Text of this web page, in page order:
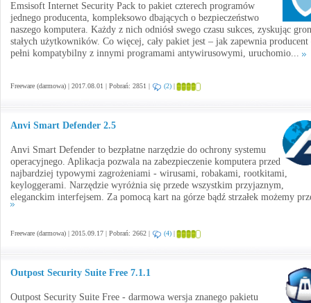
Emsisoft Internet Security Pack to pakiet czterech programów
jednego producenta, kompleksowo dbających o bezpieczeństwo
naszego komputera. Każdy z nich odniósł swego czasu sukces, zyskując
stałych użytkowników. Co więcej, cały pakiet jest – jak zapewnia
pełni kompatybilny z innymi programami antywirusowymi, uruchomio...
Freeware (darmowa) | 2017.08.01 | Pobrań: 2851 | (2) |
Anvi Smart Defender 2.5
Anvi Smart Defender to bezpłatne narzędzie do ochrony systemu
operacyjnego. Aplikacja pozwala na zabezpieczenie komputera przed
najbardziej typowymi zagrożeniami - wirusami, robakami, rootkitami,
keyloggerami. Narzędzie wyróżnia się przede wszystkim przyjaznym,
eleganckim interfejsem. Za pomocą kart na górze bądź strzałek możemy
Freeware (darmowa) | 2015.09.17 | Pobrań: 2662 | (4) |
Outpost Security Suite Free 7.1.1
Outpost Security Suite Free - darmowa wersja znanego pakietu